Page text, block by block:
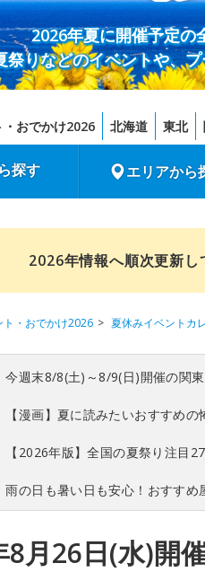
2026年夏に開催予定の
祭りなどのイベントや、
おでかけ2026 北海道 東北
探す エリアから
2026年情報へ順次更新し
ト・おでかけ2026 夏休みイベントカ
今週末8/8(土)～8/9(日)開催の関
【漫画】夏に読みたいおすすめの
【2026年版】全国の夏祭り注目
雨の日も暑い日も安心！おすすめ
8月26日(水)開